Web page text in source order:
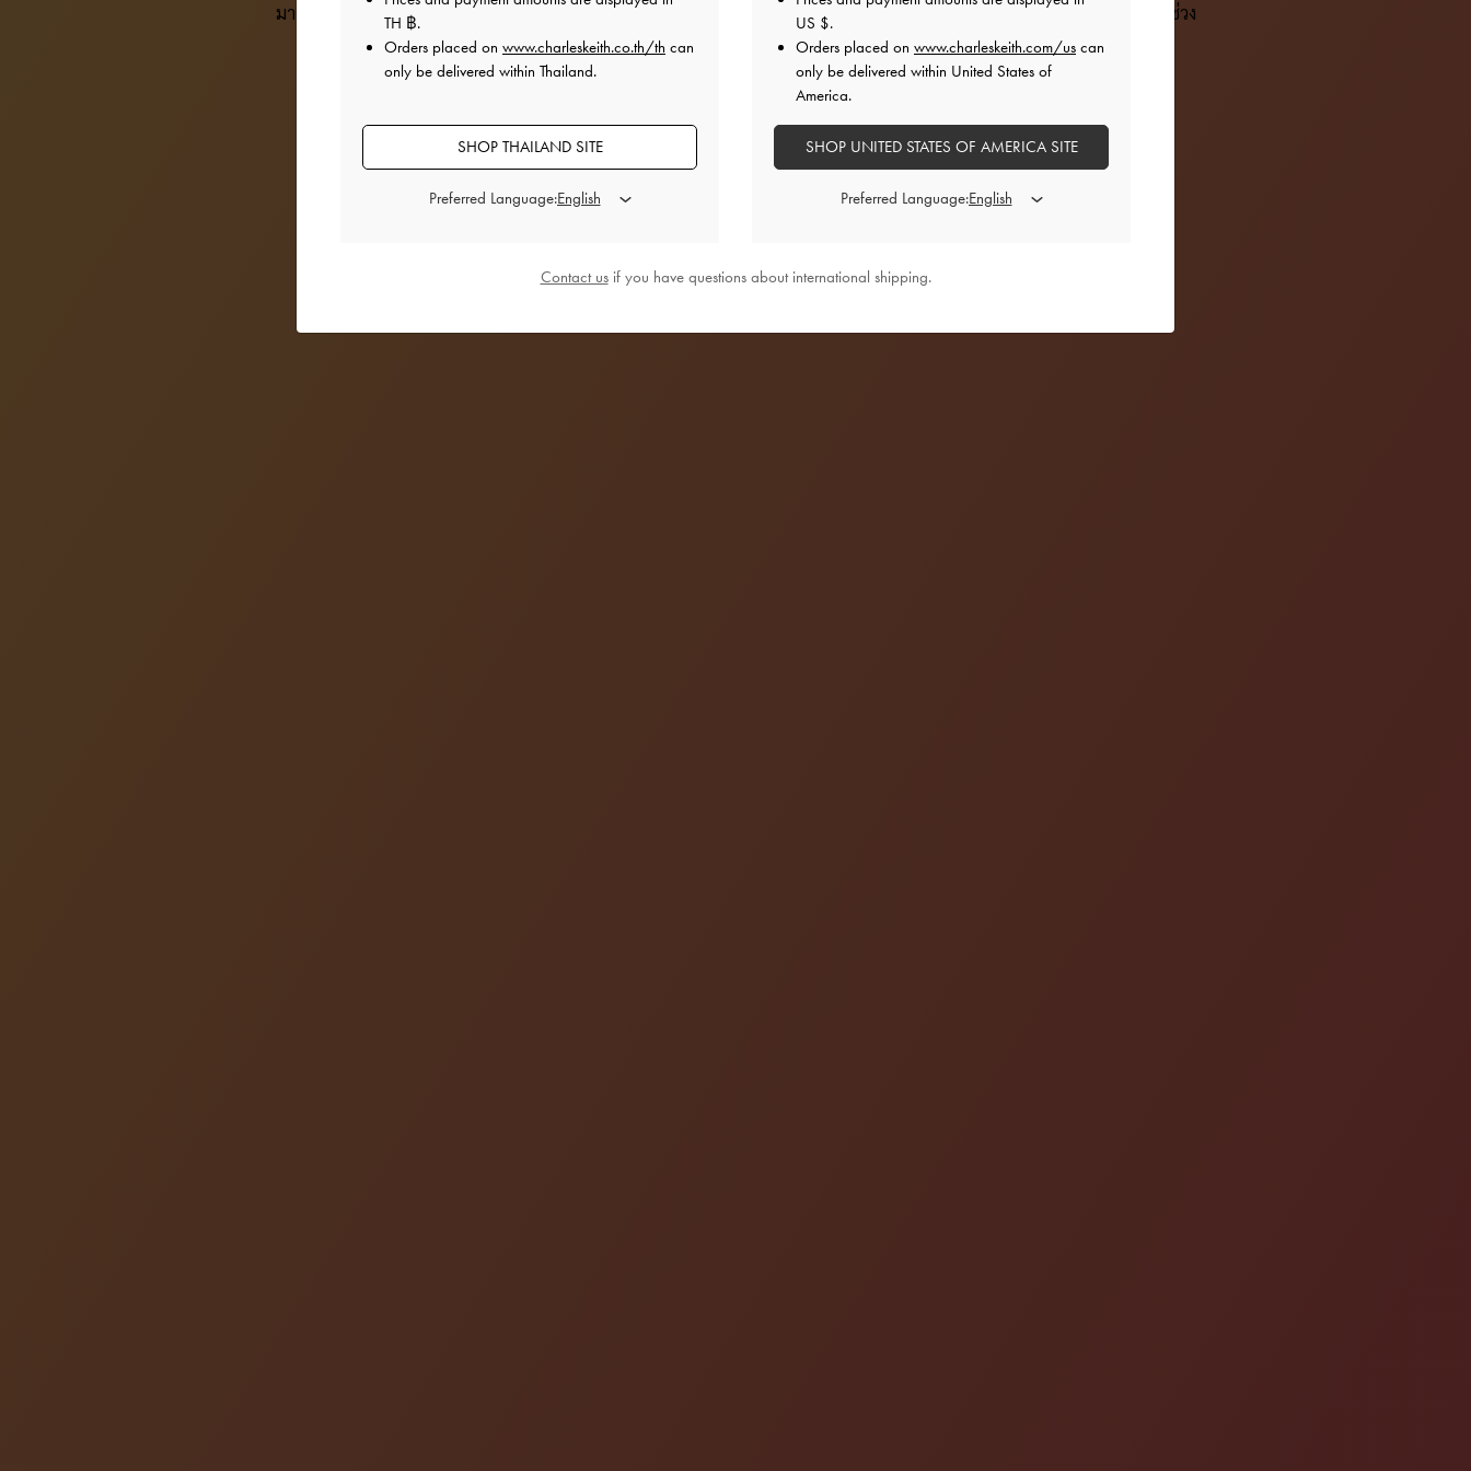
มาพร้อมกับไอเทมสุดพิเศษของแต่ละพื้นที่และแบบ limited-edition ทั้งหลาย เชิญชมคอลเลคชั่นพิเศษที่เราเปิดตัวไปทั่วโลกในช่วง
TH ฿.
Orders placed on www.charleskeith.co.th/th can
only be delivered within Thailand.
SHOP THAILAND SITE
Preferred Language:
US $.
Orders placed on www.charleskeith.com/us can
only be delivered within United States of
America.
SHOP UNITED STATES OF AMERICA SITE
Preferred Language:
Contact usif you have questions about international shipping.